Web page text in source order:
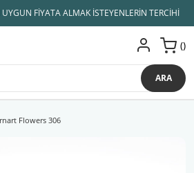
FİYATA ALMAK İSTEYENLERİN TERCİHİ
ARA
Flowers 306